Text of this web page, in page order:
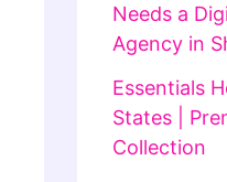
Needs a
Agency in
Essentials
States |
Collection